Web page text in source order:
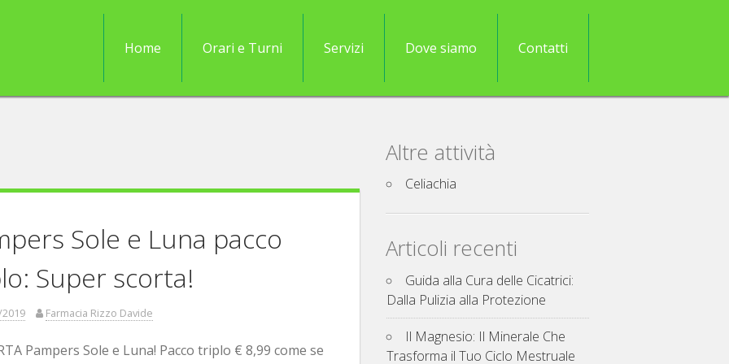
Home Orari e Turni Servizi Dove siamo Contatti
Sole e Luna pacco
Super scorta!
Farmacia Rizzo Davide
Pampers Sole e Luna! Pacco triplo € 8,99 come se
Altre attività
Celiachia
Articoli recenti
Guida alla Cura delle Cicatrici:
Dalla Pulizia alla Protezione
Il Magnesio: Il Minerale Che
Trasforma il Tuo Ciclo Mestruale